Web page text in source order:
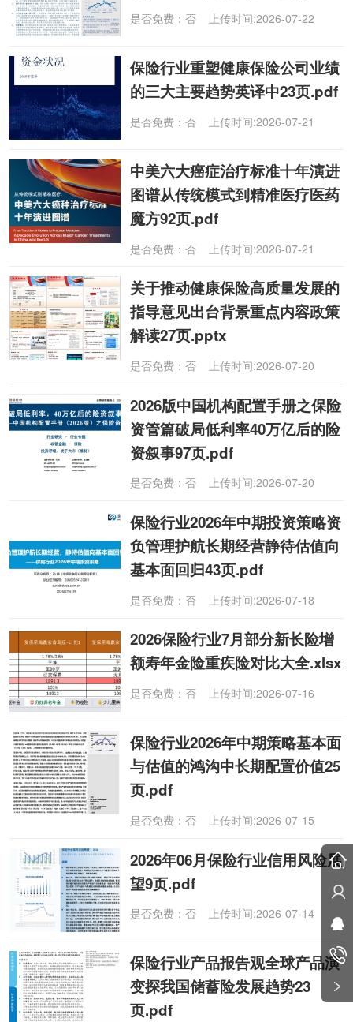
是否免费：否 上传时间:2026-07-22
保险行业重塑健康保险公司业绩
的三大主要趋势英译中23页.pdf
是否免费：否 上传时间:2026-07-21
中美六大癌症治疗标准十年演进
图谱从传统模式到精准医疗医药
魔方92页.pdf
是否免费：否 上传时间:2026-07-21
关于推动健康保险高质量发展的
指导意见出台背景重点内容政策
解读27页.pptx
是否免费：否 上传时间:2026-07-20
2026版中国机构配置手册之保险
资管篇破局低利率40万亿后的险
资叙事97页.pdf
是否免费：否 上传时间:2026-07-20
保险行业2026年中期投资策略资
负管理护航长期经营静待估值向
基本面回归43页.pdf
是否免费：否 上传时间:2026-07-18
2026保险行业7月部分新长险增
额寿年金险重疾险对比大全.xlsx
是否免费：否 上传时间:2026-07-16
保险行业2026年中期策略基本面
与估值的鸿沟中长期配置价值25
页.pdf
是否免费：否 上传时间:2026-07-15
2026年06月保险行业信用风险展
望9页.pdf
是否免费：否 上传时间:2026-07-14
保险行业产品报告观全球产品演
变探我国储蓄险发展趋势23
页.pdf